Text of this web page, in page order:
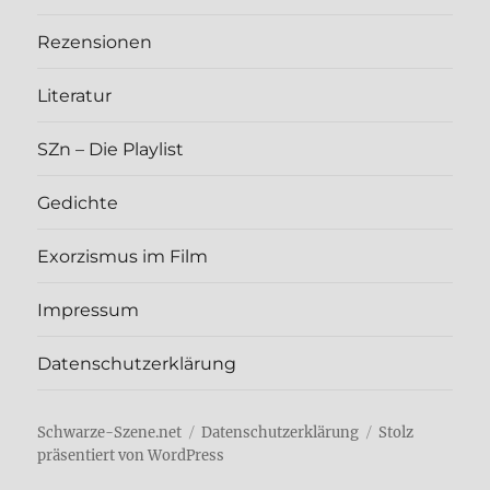
Rezen­sio­nen
Lite­ra­tur
SZn – Die Play­list
Gedich­te
Exor­zis­mus im Film
Impres­sum
Daten­schutz­er­klä­rung
Schwarze-Szene.net Daten­schutz­er­klä­rung
Stolz
präsentiert von WordPress